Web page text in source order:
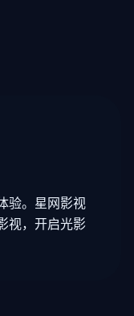
验。星网影视
视，开启光影